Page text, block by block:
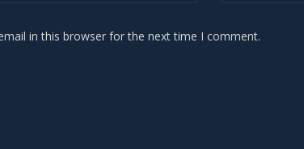
in this browser for the next time I comment.